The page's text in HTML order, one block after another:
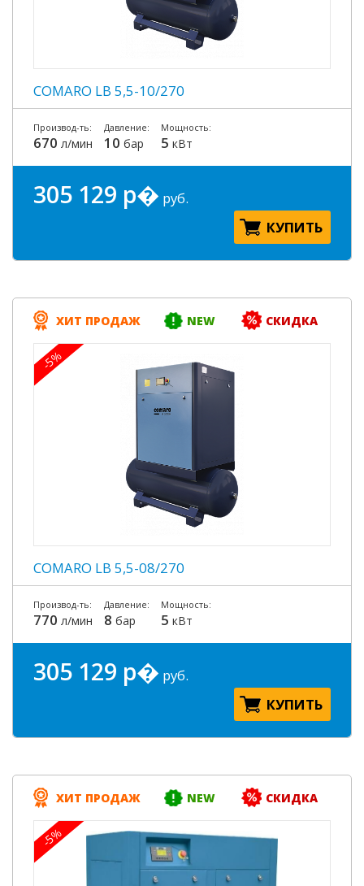
COMARO LB 5,5-10/270
Производ-ть:
670 л/мин
Давление:
10 бар
Мощность:
5 кВт
305 129 р� руб.
КУПИТЬ
ХИТ ПРОДАЖ NEW СКИДКА
-5%
COMARO LB 5,5-08/270
Производ-ть:
770 л/мин
Давление:
8 бар
Мощность:
5 кВт
305 129 р� руб.
КУПИТЬ
ХИТ ПРОДАЖ NEW СКИДКА
-5%